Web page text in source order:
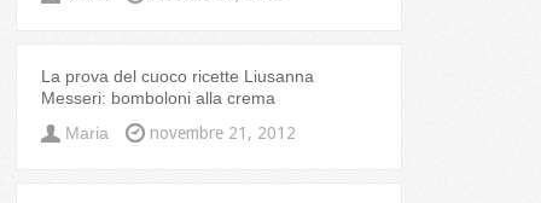
La prova del cuoco ricette Liusanna
Messeri: bomboloni alla crema
Maria
novembre 21, 2012